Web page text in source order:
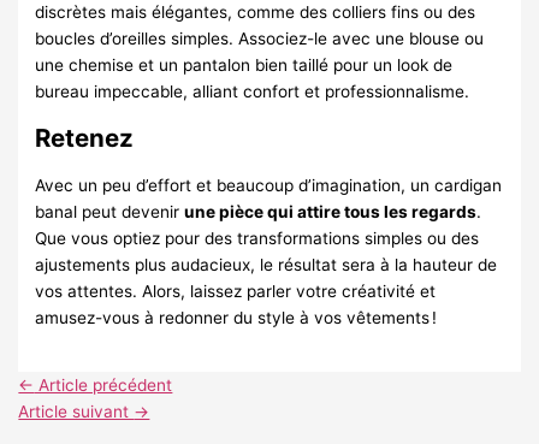
discrètes mais élégantes, comme des colliers fins ou des
boucles d’oreilles simples. Associez-le avec une blouse ou
une chemise et un pantalon bien taillé pour un look de
bureau impeccable, alliant confort et professionnalisme.
Retenez
Avec un peu d’effort et beaucoup d’imagination, un cardigan
banal peut devenirune pièce qui attire tous les regards.
Que vous optiez pour des transformations simples ou des
ajustements plus audacieux, le résultat sera à la hauteur de
vos attentes. Alors, laissez parler votre créativité et
amusez-vous à redonner du style à vos vêtements !
← Article précédent
Article suivant →